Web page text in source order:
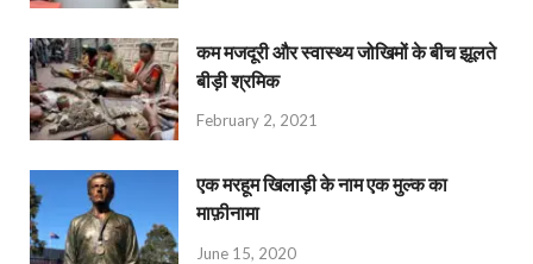
कम मजदूरी और स्वास्थ्य जोखिमों के बीच झूलते
बीड़ी श्रमिक
February 2, 2021
एक मरहूम खिलाड़ी के नाम एक मुल्क का
माफ़ीनामा
June 15, 2020